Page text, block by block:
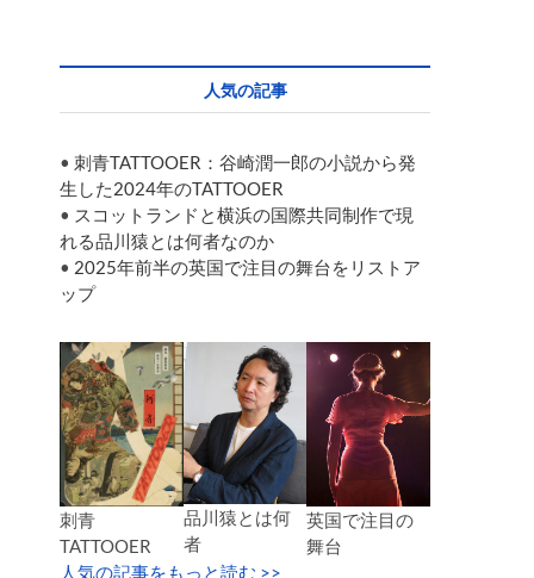
人気の記事
• 刺青TATTOOER：谷崎潤一郎の小説から発
生した2024年のTATTOOER
• スコットランドと横浜の国際共同制作で現
れる品川猿とは何者なのか
• 2025年前半の英国で注目の舞台をリストア
ップ
刺青
TATTOOER
品川猿とは何
者
英国で注目の
舞台
人気の記事をもっと読む >>